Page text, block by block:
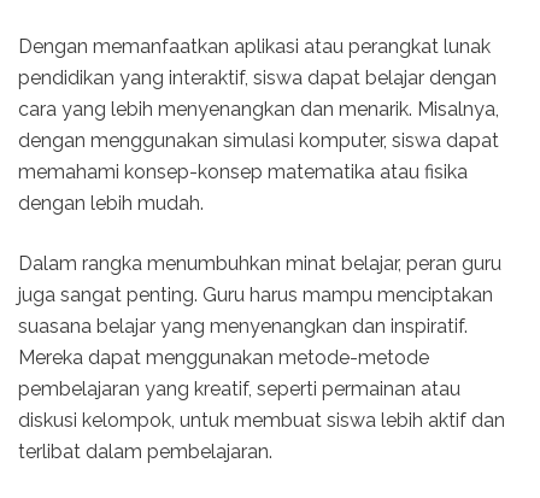
Dengan memanfaatkan aplikasi atau perangkat lunak
pendidikan yang interaktif, siswa dapat belajar dengan
cara yang lebih menyenangkan dan menarik. Misalnya,
dengan menggunakan simulasi komputer, siswa dapat
memahami konsep-konsep matematika atau fisika
dengan lebih mudah.
Dalam rangka menumbuhkan minat belajar, peran guru
juga sangat penting. Guru harus mampu menciptakan
suasana belajar yang menyenangkan dan inspiratif.
Mereka dapat menggunakan metode-metode
pembelajaran yang kreatif, seperti permainan atau
diskusi kelompok, untuk membuat siswa lebih aktif dan
terlibat dalam pembelajaran.